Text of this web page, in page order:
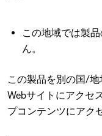
この地域では製
ん。
この製品を別の国/
Webサイトにアクセ
プコンテンツにアク